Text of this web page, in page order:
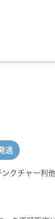
送
クチャー利